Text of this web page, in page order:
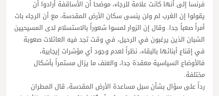
فرنسا إلى أنها كانت علامة للرجاء، موضحا أن الأساقفة أرادوا أن
يقولوا إن الغرب لم ولن ينسى سكان الأرض المقدسة، مع أن الرجاء بات
أمراً صعباً جدا. وقال إن الزوار لمسوا شعوراً بالاستسلام لدى المسيحيين
الشبان الذين يرغبون في الرحيل، في وقت تجد فيه العائلات صعوبة
في إقناع أبنائها بالبقاء، نظراً لعدم وجود أي مؤشرات إيجابية،
فالأوضاع السياسية معقدة جدا، والعنف ما يزال مستمراً بأشكال
مختلفة.
رداً على سؤال بشأن سبل مساعدة الأرض المقدسة، قال المطران